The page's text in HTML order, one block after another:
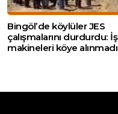
Bingöl’de köylüler JES
çalışmalarını durdurdu: İş
makineleri köye alınmadı